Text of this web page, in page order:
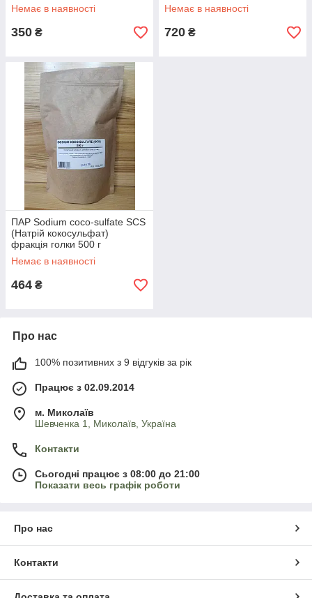
Немає в наявності
350 ₴
Немає в наявності
720 ₴
ПАР Sodium coco-sulfate SCS
(Натрій кокосульфат)
фракція голки 500 г
Немає в наявності
464 ₴
Про нас
100% позитивних з 9 відгуків за рік
Працює з 02.09.2014
м. Миколаїв
Шевченка 1, Миколаїв, Україна
Контакти
Сьогодні працює з 08:00 до 21:00
Показати весь графік роботи
Про нас
Контакти